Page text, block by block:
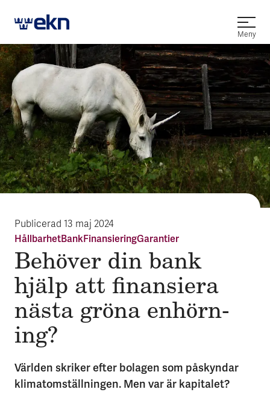
Öppna
Meny
Publicerad 13 maj 2024
HållbarhetBankFinansieringGarantier
Behöver din bank
hjälp att finan­si­era
nästa gröna en­hörn­
ing?
Världen skriker efter bolagen som påskyndar
klimatomställningen. Men var är kapitalet?